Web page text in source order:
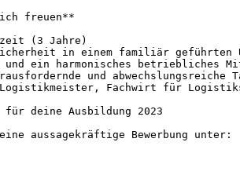
freuen**
(3 Jahre)
in einem familiär geführten
ein harmonisches betriebliches
und
Fachwirt für
deine Ausbildung 2023
aussagekräftige Bewerbung unter: